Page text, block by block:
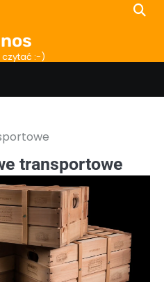
:-)
transportowe